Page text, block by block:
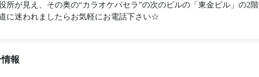
所が見え、その奥の“カラオケパセラ”の次のビルの「東金ビル」の2階
に迷われましたらお気軽にお電話下さい☆
報